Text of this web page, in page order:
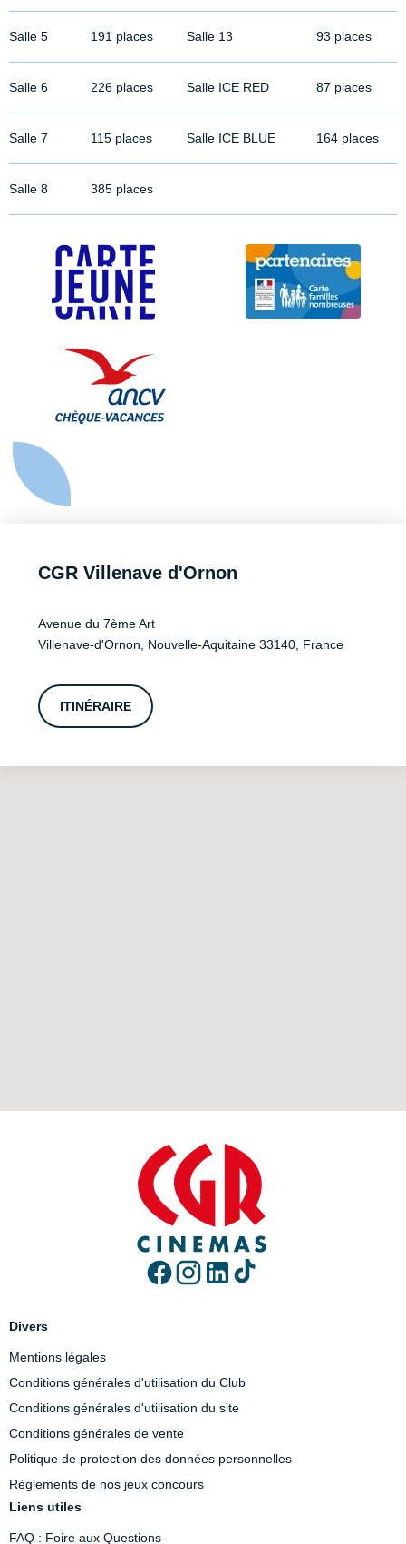
Salle 5 191 places Salle 13 93 places
Salle 6 226 places Salle ICE RED 87 places
Salle 7 115 places Salle ICE BLUE 164 places
Salle 8 385 places
CGR Villenave d'Ornon
Avenue du 7ème Art
Villenave-d'Ornon, Nouvelle-Aquitaine 33140, France
ITINÉRAIRE
Divers
Mentions légales
Conditions générales d'utilisation du Club
Conditions générales d'utilisation du site
Conditions générales de vente
Politique de protection des données personnelles
Règlements de nos jeux concours
Liens utiles
FAQ : Foire aux Questions